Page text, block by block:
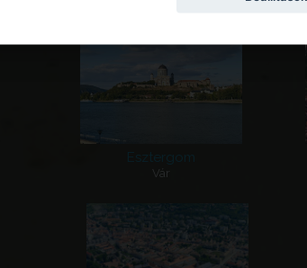
Esztergom
Vár